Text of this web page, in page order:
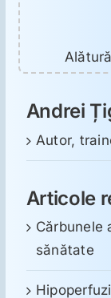
Andrei
Autor,
Articole
Cărbunele
sănătate